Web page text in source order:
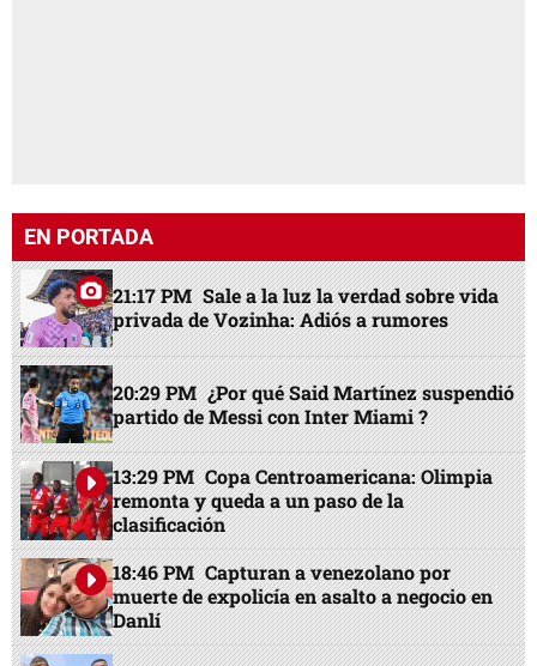
EN PORTADA
21:17 PM Sale a la luz la verdad sobre vida
privada de Vozinha: Adiós a rumores
20:29 PM ¿Por qué Said Martínez suspendió
partido de Messi con Inter Miami ?
13:29 PM Copa Centroamericana: Olimpia
remonta y queda a un paso de la
clasificación
18:46 PM Capturan a venezolano por
muerte de expolicía en asalto a negocio en
Danlí